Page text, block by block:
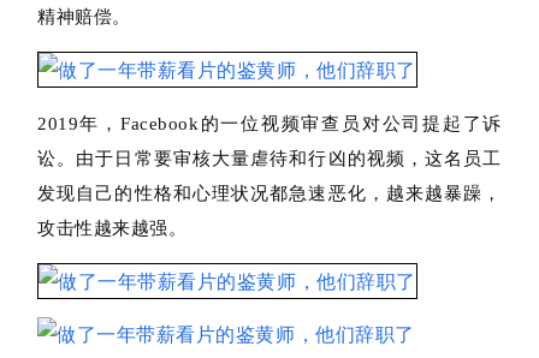
精神赔偿。
2019年，Facebook的一位视频审查员对公司提起了诉
讼。由于日常要审核大量虐待和行凶的视频，这名员工
发现自己的性格和心理状况都急速恶化，越来越暴躁，
攻击性越来越强。